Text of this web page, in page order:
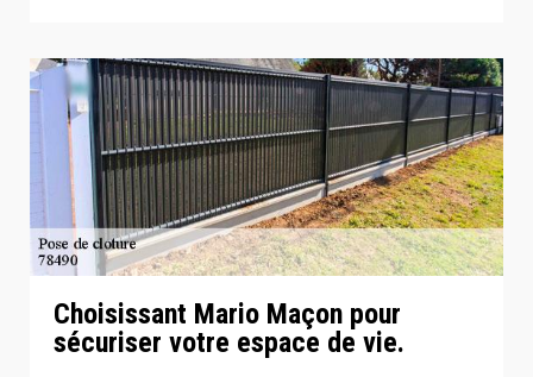
Choisissant Mario Maçon pour
sécuriser votre espace de vie.